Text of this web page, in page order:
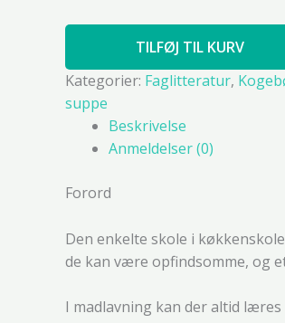
TILFØJ TIL KURV
Kategorier: Faglitteratur,
suppe
Beskrivelse
Anmeldelser (0)
Forord
Den enkelte skole i
de kan være opfindsomme, og
I madlavning kan der altid